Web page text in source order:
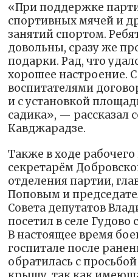
«При поддержке
спортивных мячей и
занятий спортом.
довольны, сразу же
подарки. Рад, что
хорошее настроение.
воспитателями
и с установкой
садика», — рассказал
Кавджарадзе.
Также в ходе рабочего
секретарём
отделения партии,
Поповым и
Совета депутатов
посетил в селе
В настоящее время
госпитале после
обратилась с